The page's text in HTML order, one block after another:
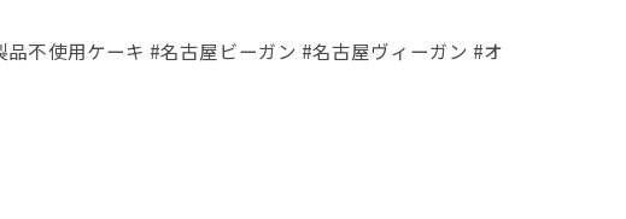
不使用ケーキ #名古屋ビーガン #名古屋ヴィーガン #オ